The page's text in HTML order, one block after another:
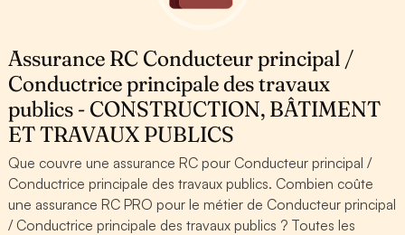
Assurance RC Conducteur principal /
Conductrice principale des travaux
publics - CONSTRUCTION, BÂTIMENT
ET TRAVAUX PUBLICS
Que couvre une assurance RC pour Conducteur principal /
Conductrice principale des travaux publics. Combien coûte
une assurance RC PRO pour le métier de Conducteur principal
/ Conductrice principale des travaux publics ? Toutes les